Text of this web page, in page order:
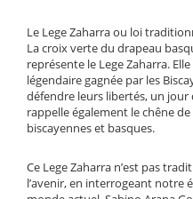
Le Lege Zaharra ou loi
La croix verte du drapeau
représente le Lege Zaharra.
légendaire gagnée par les
défendre leurs libertés, un jour
rappelle également le chêne
biscayennes et basques.
Ce Lege Zaharra n’est pas
l’avenir, en interrogeant notre